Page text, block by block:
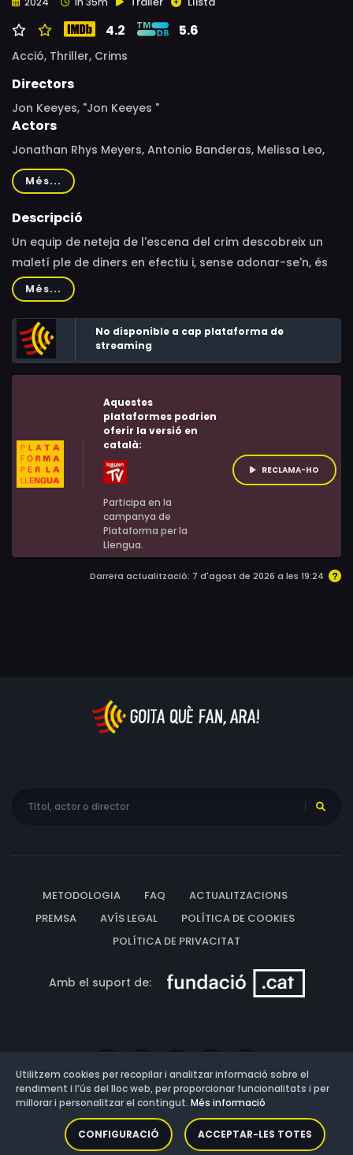
4.2 5.6
Acció, Thriller, Crims
Directors
Jon Keeyes, "Jon Keeyes "
Actors
Jonathan Rhys Meyers, Antonio Banderas, Melissa Leo,
Swen Temmel, Conor Mullen, Jonathan Rhys-Meyers,
Ekaterina Baker, Leslie Stratton, Matthew Tompkins,
Laurence Kinlan, Andy Kellegher, Ian Toner, Lee Hunter,
Més...
Descripció
Un equip de neteja de l'escena del crim descobreix un
maletí ple de diners en efectiu i, sense adonar-se'n, és
enviat a una batalla amb mafiosos, dirigit per un cap
criminal despietat i corrupte i agents del govern que
estan entossudits a recuperar els diners.
Més...
No disponible a cap plataforma de
streaming
Aquestes
plataformes podrien
oferir la versió en
català:
Participa en la
campanya de
Plataforma per la
Llengua.
RECLAMA-HO
Darrera actualització: 7 d'agost de 2026 a les 19:24
METODOLOGIA FAQ
ACTUALITZACIONS
PREMSA
AVÍS LEGAL
POLÍTICA DE COOKIES
POLÍTICA DE PRIVACITAT
Amb el suport de:
Versió: 3.13.0.202607011342
Utilitzem cookies per recopilar i analitzar informació sobre el
rendiment i l’ús del lloc web, per proporcionar funcionalitats i per
millorar i personalitzar el contingut. Més informació
CONFIGURACIÓ ACCEPTAR-LES TOTES